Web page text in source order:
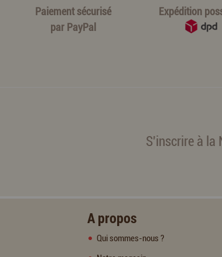
Paiement sécurisé
par PayPal
Expédition
S'inscrire à la
A propos
Qui sommes-nous ?